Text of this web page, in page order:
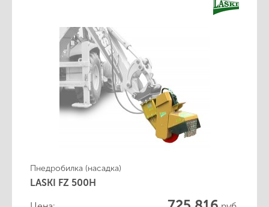
Пнедробилка (насадка)
LASKI FZ 500H